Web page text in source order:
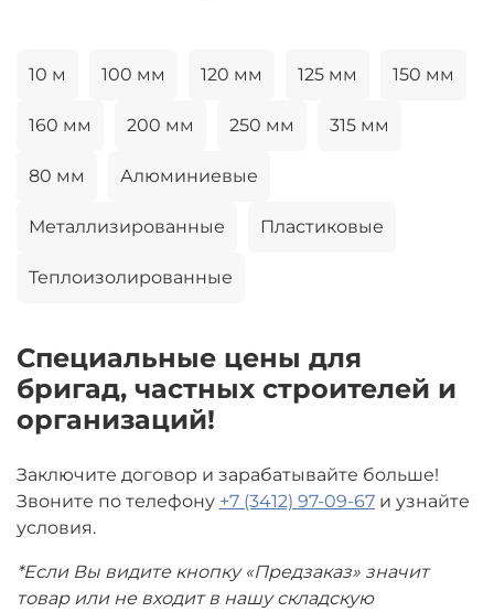
10 м 100 мм 120 мм 125 мм 150 мм
160 мм 200 мм 250 мм 315 мм
80 мм Алюминиевые
Металлизированные Пластиковые
Теплоизолированные
Специальные цены для
бригад, частных строителей и
организаций!
Заключите договор и зарабатывайте больше!
Звоните по телефону +7 (3412) 97-09-67 и узнайте
условия.
*Если Вы видите кнопку «Предзаказ» значит
товар или не входит в нашу складскую